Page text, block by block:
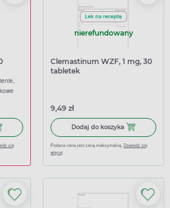
do koszyka Ibuprom Max Sprint, 40 kapsułek
się
nierefundowany
Clemastinum WZF, 1 mg, 30
tabletek
9,49 zł
Dodaj do koszyka Dodaj do
Podana cena jest ceną maksymalną. Dowiedz się
więcej